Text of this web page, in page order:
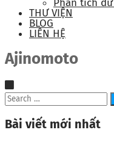
Phân tích
THƯ VIỆN
BLOG
LIÊN HỆ
Ajinomoto
Bài viết mới nhất